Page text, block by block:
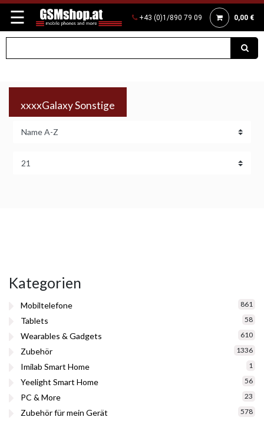
☰ +43 (0)1/890 79 09 0,00 €
xxxxGalaxy Sonstige
Kategorien
Mobiltelefone 861
Tablets 58
Wearables & Gadgets 610
Zubehör 1336
Imilab Smart Home 1
Yeelight Smart Home 56
PC & More 23
Zubehör für mein Gerät 578